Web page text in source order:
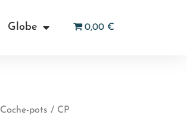
Globe 0,00 €
Cache-pots / CP